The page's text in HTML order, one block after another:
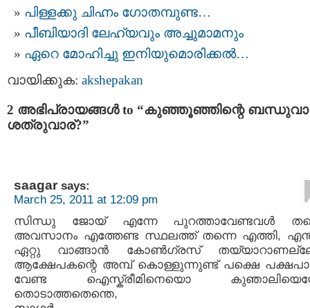
പിള്ളക്കു ചിഹ്നം ഗോതമ്പുണ്ട…
പീബിയാദി ലേഹ്യവും അച്ചുമാമനും
ഏറെ മോഹിച്ചു ഇനിയുമൊരിക്കല്‍…
വായിക്കുക: akshepakan
2 അഭിപ്രായങ്ങള്‍ to “കുഞ്ഞൂഞ്ഞിന്റെ
ശത്രുവാര്?”
saagar says:
March 25, 2011 at 12:09 pm
സിന്ധു ജോയ് എന്നേ പുറത്താവേണ്ടവള്‍
അവസാനം എത്തേണ്ട സ്ഥലത്ത് തന്നെ എത്തി,
ഏറ്റു വാങ്ങാന്‍ കോണ്‍ഗ്രസ്
ആക്ഷേപകന്റെ അമ്പ് കൊള്ളുന്നുണ്ട് പക്ഷെ
വേണ്ട ഐസ്ക്രീമിനെയൊ
തൊടാത്തതെന്തെ,